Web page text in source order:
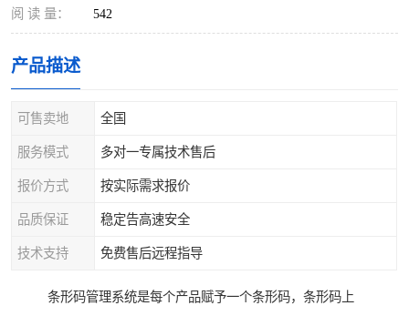
阅 读 量： 542
产品描述
可售卖地 全国
服务模式 多对一专属技术售后
报价方式 按实际需求报价
品质保证 稳定告高速安全
技术支持 免费售后远程指导
条形码管理系统是每个产品赋予一个条形码，条形码上